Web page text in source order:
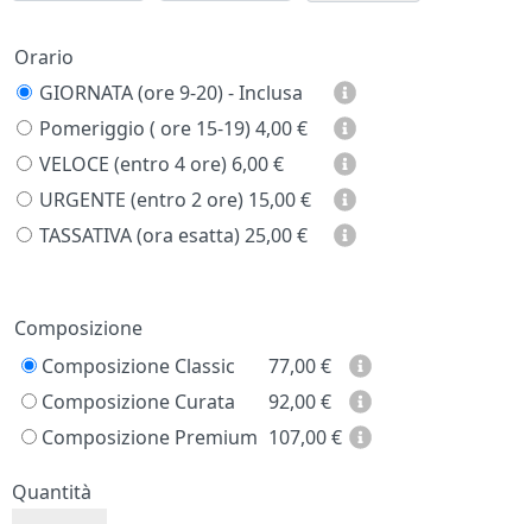
Orario
GIORNATA (ore 9-20) - Inclusa
Pomeriggio ( ore 15-19) 4,00 €
VELOCE (entro 4 ore) 6,00 €
URGENTE (entro 2 ore) 15,00 €
TASSATIVA (ora esatta) 25,00 €
Prezzo
Composizione
Composizione Classic
77,00€
Composizione Curata
92,00€
Composizione Premium 107,00€
Quantità